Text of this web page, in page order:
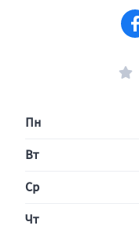
Пн
Вт
Ср
Чт